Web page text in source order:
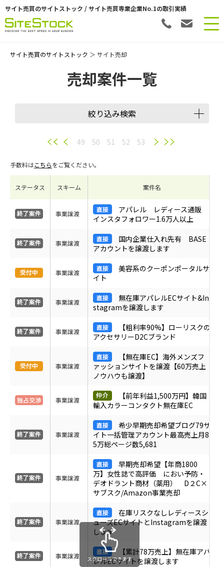
サイト売買のサイトストック / サイト売買専業企業No.1の取引実績
サイト売買のサイトストック ＞ サイト売却
売却案件一覧
絞り込み検索
譲渡スキーム
会員数
希望価格
フリーワード
地域
業界・業種
49 50 51 52 53
手数料はこちらをご覧ください。
ステータス スキーム 案件名
事業譲渡
アパレル レディース通販
インスタフォロワー1.6万人以上
事業譲渡
国内企業仕入れ先有 BASE
アカウントを譲渡します
事業譲渡
美容系のクーポンポータルサ
イト
事業譲渡
無在庫アパレルECサイト&In
stagramを譲渡します
事業譲渡
【粗利率90%】ローリスクの
アクセサリーD2Cブランド
事業譲渡
【無在庫EC】海外メンズフ
ァッションサイトを譲渡【60万売上
ノウハウも譲渡】
事業譲渡
【前年利益1,500万円】韓国
輸入カラーコンタクト無在庫EC
事業譲渡
希少早期売却希望ブログ79サ
イト一括管理アカウント最高売上月8
5万総ページ数5,681
事業譲渡
早期売却希望【年商1800
万】女性誌で高評価 におい予防・
デオドラント商材（薬用） D２C×
サブスク/Amazon事業売却
事業譲渡
在庫リスクなしレディースシ
ューズECサイトとInstagramを譲渡
します
事業譲渡
【累計78万売上】無在庫アパ
レルECサイトを譲渡します
スクロールできます